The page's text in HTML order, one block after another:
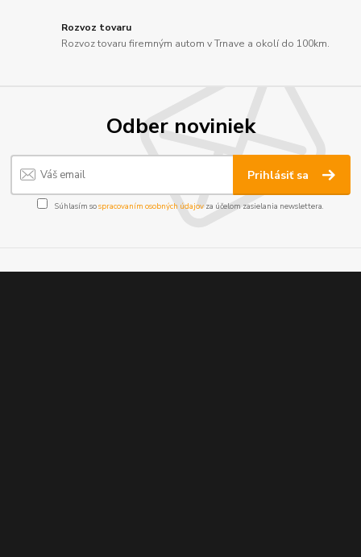
Rozvoz tovaru
Rozvoz tovaru firemným autom v Trnave a okolí do 100km.
Odber noviniek
Prihlásiť sa
Súhlasím sospracovaním osobných údajov za účelom zasielania newslettera.